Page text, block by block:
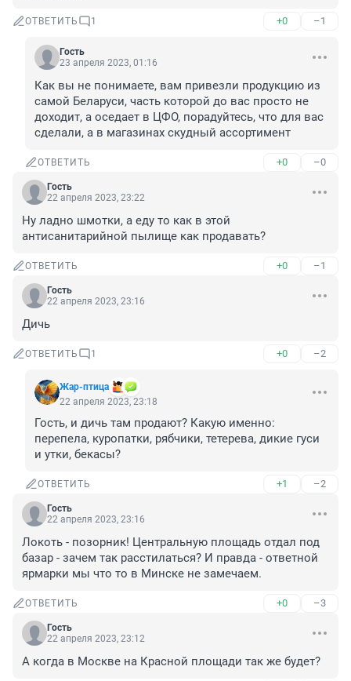
ОТВЕТИТЬ 1 +0 –1
Гость
23 апреля 2023, 01:16
Как вы не понимаете, вам привезли продукцию из
самой Беларуси, часть которой до вас просто не
доходит, а оседает в ЦФО, порадуйтесь, что для вас
сделали, а в магазинах скудный ассортимент
ОТВЕТИТЬ +0 –0
Гость
22 апреля 2023, 23:22
Ну ладно шмотки, а еду то как в этой
антисанитарийной пылище как продавать?
ОТВЕТИТЬ +0 –1
Гость
22 апреля 2023, 23:16
Дичь
ОТВЕТИТЬ 1 +0 –2
Жар-птица
22 апреля 2023, 23:18
Гость, и дичь там продают? Какую именно:
перепела, куропатки, рябчики, тетерева, дикие гуси
и утки, бекасы?
ОТВЕТИТЬ +1 –2
Гость
22 апреля 2023, 23:16
Локоть - позорник! Центральную площадь отдал под
базар - зачем так расстилаться? И правда - ответной
ярмарки мы что то в Минске не замечаем.
ОТВЕТИТЬ +0 –3
Гость
22 апреля 2023, 23:12
А когда в Москве на Красной площади так же будет?